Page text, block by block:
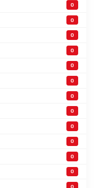
0
0
0
0
0
0
0
0
0
0
0
0
0